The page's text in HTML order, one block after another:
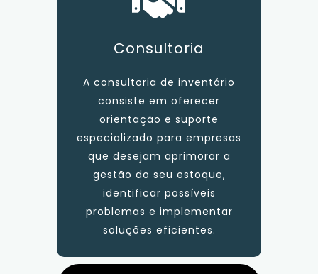
Consultoria
A consultoria de inventário
consiste em oferecer
orientação e suporte
especializado para empresas
que desejam aprimorar a
gestão do seu estoque,
identificar possíveis
problemas e implementar
soluções eficientes.